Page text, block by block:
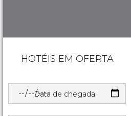
HOTÉIS EM OFERTA
Data de chegada